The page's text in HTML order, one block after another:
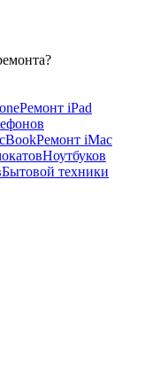
Ремонт iPad
Ремонт iMac
Ноутбуков
Бытовой техники